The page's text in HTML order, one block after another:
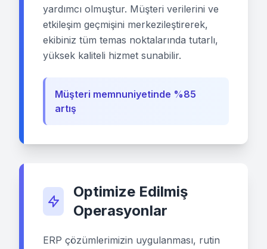
yardımcı olmuştur. Müşteri verilerini ve
etkileşim geçmişini merkezileştirerek,
ekibiniz tüm temas noktalarında tutarlı,
yüksek kaliteli hizmet sunabilir.
Müşteri memnuniyetinde %85
artış
Optimize Edilmiş
Operasyonlar
ERP çözümlerimizin uygulanması, rutin